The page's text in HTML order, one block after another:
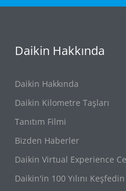
Daikin Hakkında
Daikin Hakkında
Daikin Kilometre Taşları
Tanıtım Filmi
Bizden Haberler
Daikin Virtual Experience
Daikin'in 100 Yılını Keşfedin